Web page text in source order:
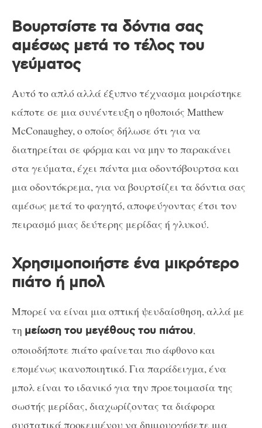
Βουρτσίστε τα δόντια σας
αμέσως μετά το τέλος του
γεύματος
Αυτό το απλό αλλά έξυπνο τέχνασμα μοιράστηκε
κάποτε σε μια συνέντευξη ο ηθοποιός Matthew
McConaughey, ο οποίος δήλωσε ότι για να
διατηρείται σε φόρμα και να μην το παρακάνει
στα γεύματα, έχει πάντα μια οδοντόβουρτσα και
μια οδοντόκρεμα, για να βουρτσίζει τα δόντια σας
αμέσως μετά το φαγητό, αποφεύγοντας έτσι τον
πειρασμό μιας δεύτερης μερίδας ή γλυκού.
Χρησιμοποιήστε ένα μικρότερο
πιάτο ή μπολ
Μπορεί να είναι μια οπτική ψευδαίσθηση, αλλά με
τη μείωση του μεγέθους του πιάτου,
οποιοδήποτε πιάτο φαίνεται πιο άφθονο και
επομένως ικανοποιητικό. Για παράδειγμα, ένα
μπολ είναι το ιδανικό για την προετοιμασία της
σωστής μερίδας, διαχωρίζοντας τα διάφορα
συστατικά προκειμένου να δημιουργήσετε μια